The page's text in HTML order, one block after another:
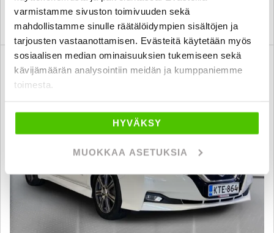
varmistamme sivuston toimivuuden sekä
mahdollistamme sinulle räätälöidympien sisältöjen ja
tarjousten vastaanottamisen. Evästeitä käytetään myös
sosiaalisen median ominaisuuksien tukemiseen sekä
kävijämäärän analysointiin meidän ja kumppaniemme
toimesta.
HYVÄKSY
MUOKKAA ASETUKSIA
KATSO TIEDOT WHATSAPP